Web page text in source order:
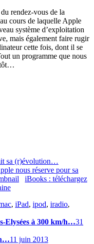
rendez-vous de la
cours de laquelle Apple
système d’exploitation
mais également faire rugir
cette fois, dont il se
un programme que nous
sa (r)évolution…
nous réserve pour sa
iBooks : téléchargez
, iPad, ipod, iradio,
Elysées à 300 km/h…31
11 juin 2013